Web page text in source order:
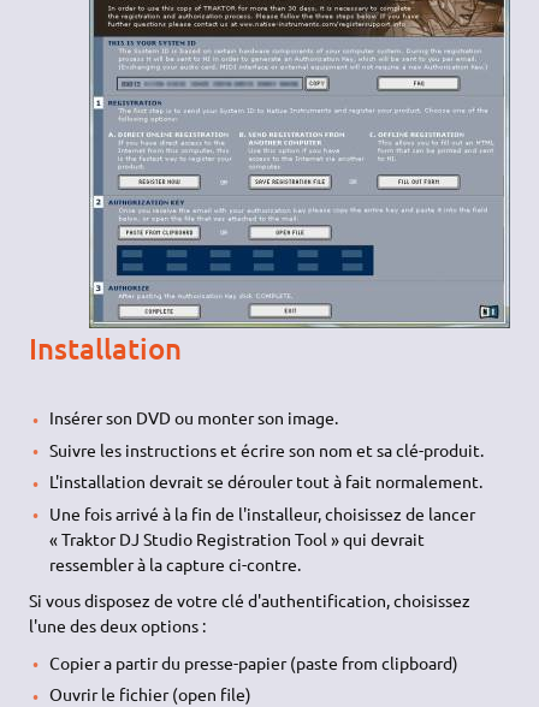
Installation
Insérer son DVD ou monter son image.
Suivre les instructions et écrire son nom et sa clé-produit.
L'installation devrait se dérouler tout à fait normalement.
Une fois arrivé à la fin de l'installeur, choisissez de lancer
« Traktor DJ Studio Registration Tool » qui devrait
ressembler à la capture ci-contre.
Si vous disposez de votre clé d'authentification, choisissez
l'une des deux options :
Copier a partir du presse-papier (paste from clipboard)
Ouvrir le fichier (open file)